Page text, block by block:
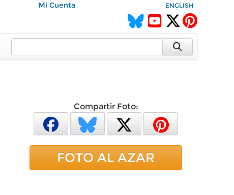
Mi Cuenta ENGLISH
Compartir Foto:
FOTO AL AZAR